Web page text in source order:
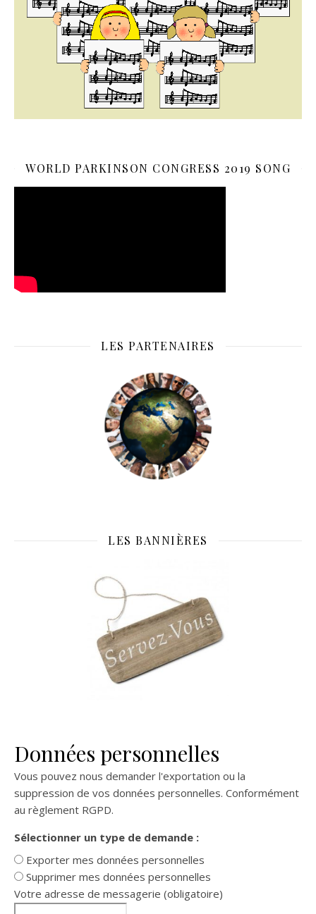
WORLD PARKINSON CONGRESS 2019 SONG
LES PARTENAIRES
LES BANNIÈRES
Données personnelles
Vous pouvez nous demander l'exportation ou la
suppression de vos données personnelles. Conformément
au règlement RGPD.
Sélectionner un type de demande :
Exporter mes données personnelles
Supprimer mes données personnelles
Votre adresse de messagerie (obligatoire)